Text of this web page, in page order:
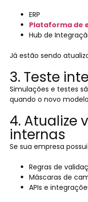
ERP
Plataforma de
Hub de
Já estão sendo
3. Teste
Simulações e testes
quando o novo
4. Atualize
internas
Se sua empresa
Regras de
Máscaras de
APIs e